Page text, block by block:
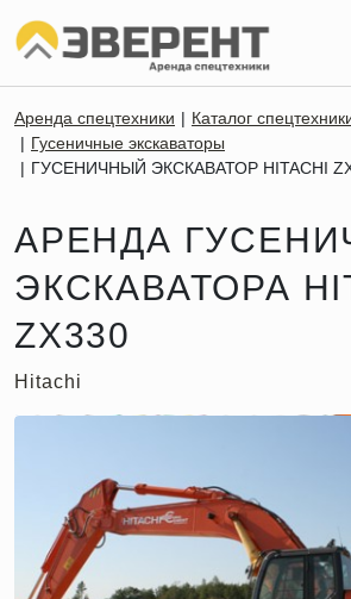
Аренда спецтехники Каталог
Гусеничные экскаваторы
ГУСЕНИЧНЫЙ ЭКСКАВАТОР HITACHI
АРЕНДА
ЭКСКАВАТОРА
ZX330
Hitachi